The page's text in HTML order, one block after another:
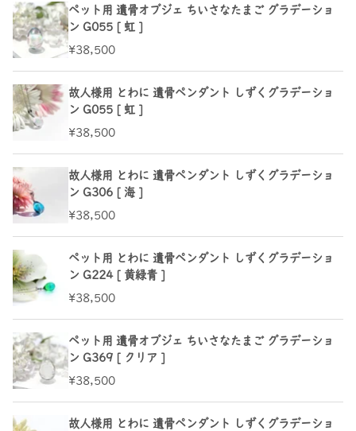
ペット用 遺骨オブジェ ちいさなたまご グラデーショ
ン G055 [ 虹 ]
¥38,500
故人様用 とわに 遺骨ペンダント しずくグラデーショ
ン G055 [ 虹 ]
¥38,500
故人様用 とわに 遺骨ペンダント しずくグラデーショ
ン G306 [ 海 ]
¥38,500
ペット用 とわに 遺骨ペンダント しずくグラデーショ
ン G224 [ 黄緑青 ]
¥38,500
ペット用 遺骨オブジェ ちいさなたまご グラデーショ
ン G369 [ クリア ]
¥38,500
故人様用 とわに 遺骨ペンダント しずくグラデーショ